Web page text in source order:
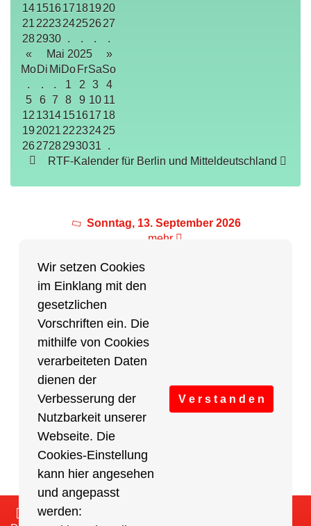
Wir setzen Cookies
im Einklang mit den
gesetzlichen
Vorschriften ein. Die
mithilfe von Cookies
verarbeiteten Daten
dienen der
Verbesserung der
Nutzbarkeit unserer
Webseite. Die
Cookies-Einstellung
kann hier angesehen
und angepasst
werden:
V e r s t a n d e n
141516171819 20
21 222324252627
282930 . . .
.
«
Mai 2025
»
MoDi MiDo FrSaSo
.
. . 1 2 3
4
5
6 7 8 9 10 11
12 1314151617 18
19 2021 22232425
262728293031
.
RTF-Kalender für Berlin und Mitteldeutschland
Sonntag, 13. September 2026
mehr
Partner des Breitensports
Impressum